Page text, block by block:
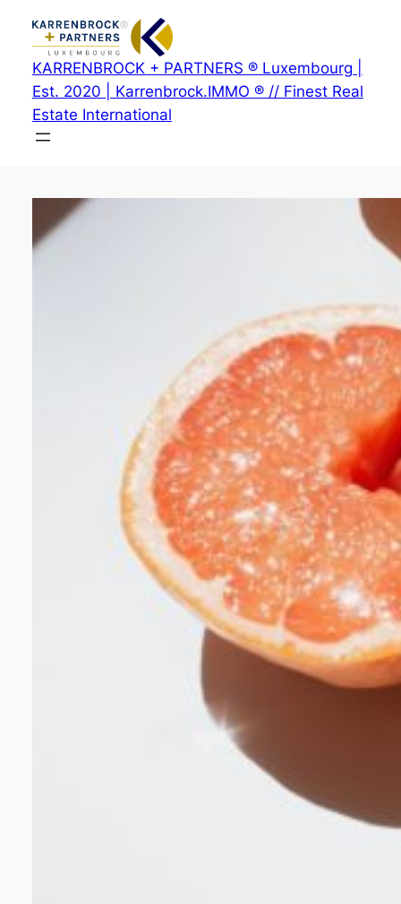
Inhalt
springen
KARRENBROCK + PARTNERS ® Luxembourg |
Est. 2020 | Karrenbrock.IMMO ® // Finest Real
Estate International